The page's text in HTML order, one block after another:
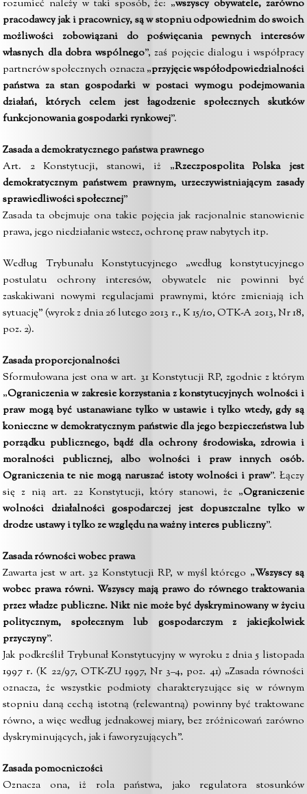
rozumieć należy w taki sposób, że: „wszyscy obywatele, zarówno
pracodawcy jak i pracownicy, są w stopniu odpowiednim do swoich
możliwości zobowiązani do poświęcania pewnych interesów
własnych dla dobra wspólnego”, zaś pojęcie dialogu i współpracy
partnerów społecznych oznacza „przyjęcie współodpowiedzialności
państwa za stan gospodarki w postaci wymogu podejmowania
działań, których celem jest łagodzenie społecznych skutków
funkcjonowania gospodarki rynkowej”.
Zasada a demokratycznego państwa prawnego
Art. 2 Konstytucji, stanowi, iż „Rzeczpospolita Polska jest
demokratycznym państwem prawnym, urzeczywistniającym zasady
sprawiedliwości społecznej”
Zasada ta obejmuje ona takie pojęcia jak racjonalnie stanowienie
prawa, jego niedziałanie wstecz, ochronę praw nabytych itp.
Według Trybunału Konstytucyjnego „według konstytucyjnego
postulatu ochrony interesów, obywatele nie powinni być
zaskakiwani nowymi regulacjami prawnymi, które zmieniają ich
sytuację” (wyrok z dnia 26 lutego 2013 r., K 15/10, OTK-A 2013, Nr 18,
poz. 2).
Zasada proporcjonalności
Sformułowana jest ona w art. 31 Konstytucji RP, zgodnie z którym
„Ograniczenia w zakresie korzystania z konstytucyjnych wolności i
praw mogą być ustanawiane tylko w ustawie i tylko wtedy, gdy są
konieczne w demokratycznym państwie dla jego bezpieczeństwa lub
porządku publicznego, bądź dla ochrony środowiska, zdrowia i
moralności publicznej, albo wolności i praw innych osób.
Ograniczenia te nie mogą naruszać istoty wolności i praw”. Łączy
się z nią art. 22 Konstytucji, który stanowi, że „Ograniczenie
wolności działalności gospodarczej jest dopuszczalne tylko w
drodze ustawy i tylko ze względu na ważny interes publiczny”.
Zasada równości wobec prawa
Zawarta jest w art. 32 Konstytucji RP, w myśl którego „Wszyscy są
wobec prawa równi. Wszyscy mają prawo do równego traktowania
przez władze publiczne. Nikt nie może być dyskryminowany w życiu
politycznym, społecznym lub gospodarczym z jakiejkolwiek
przyczyny”.
Jak podkreślił Trybunał Konstytucyjny w wyroku z dnia 5 listopada
1997 r. (K 22/97, OTK-ZU 1997, Nr 3–4, poz. 41) „Zasada równości
oznacza, że wszystkie podmioty charakteryzujące się w równym
stopniu daną cechą istotną (relewantną) powinny być traktowane
równo, a więc według jednakowej miary, bez zróżnicowań zarówno
dyskryminujących, jak i faworyzujących”.
Zasada pomocniczości
Oznacza ona, iż rola państwa, jako regulatora stosunków